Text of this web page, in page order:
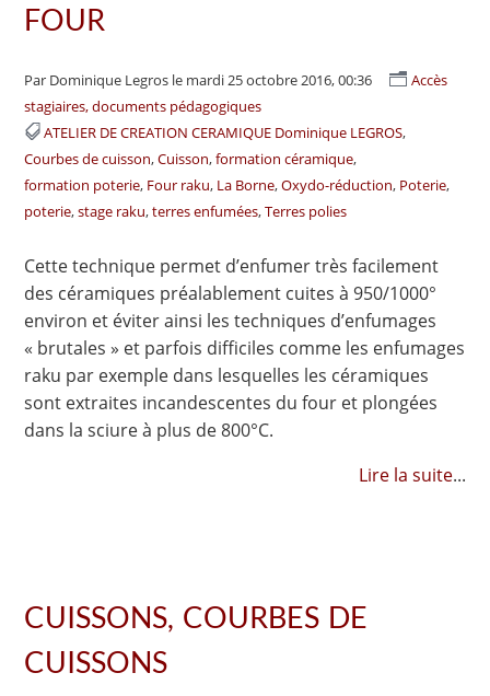
FOUR
Par Dominique Legros le mardi 25 octobre 2016, 00:36
Accès
stagiaires, documents pédagogiques
ATELIER DE CREATION CERAMIQUE Dominique LEGROS
Courbes de cuisson Cuisson formation céramique
formation poterie Four raku La Borne Oxydo-réduction Poterie
poterie stage raku terres enfumées Terres polies
Cette technique permet d’enfumer très facilement
des céramiques préalablement cuites à 950/1000°
environ et éviter ainsi les techniques d’enfumages
« brutales » et parfois difficiles comme les enfumages
raku par exemple dans lesquelles les céramiques
sont extraites incandescentes du four et plongées
dans la sciure à plus de 800°C.
Lire la suite...
CUISSONS, COURBES DE
CUISSONS